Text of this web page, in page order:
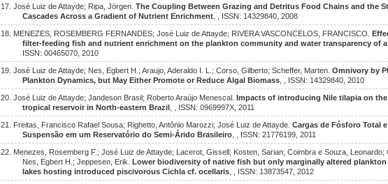
17. José Luiz de Attayde; Ripa, Jörgen. The Coupling Between Grazing and Detritus Food Chains and the
Cascades Across a Gradient of Nutrient Enrichment , , ISSN: 14329840, 2008
18. MENEZES, ROSEMBERG FERNANDES; José Luiz de Attayde; RIVERA VASCONCELOS, FRANCISCO.
filter-feeding fish and nutrient enrichment on the plankton community and water transparency of
ISSN: 00465070, 2010
19. José Luiz de Attayde; Nes, Egbert H.; Araujo, Aderaldo I. L.; Corso, Gilberto; Scheffer, Marten. Omnivory by
Plankton Dynamics, but May Either Promote or Reduce Algal Biomass , , ISSN: 14329840, 2010
20. José Luiz de Attayde; Jandeson Brasil; Roberto Araújo Menescal. Impacts of introducing Nile tilapia on
tropical reservoir in North-eastern Brazil , , ISSN: 0969997X, 2011
21. Freitas, Francisco Rafael Sousa; Righetto, Antônio Marozzi; José Luiz de Attayde. Cargas de Fósforo Total
Suspensão em um Reservatório do Semi-Árido Brasileiro , , ISSN: 21776199, 2011
22. Menezes, Rosemberg F.; José Luiz de Attayde; Lacerot, Gissell; Kosten, Sarian; Coimbra e Souza, Leonardo;
Nes, Egbert H.; Jeppesen, Erik.Lower biodiversity of native fish but only marginally altered
lakes hosting introduced piscivorous Cichla cf. ocellaris , , ISSN: 13873547, 2012